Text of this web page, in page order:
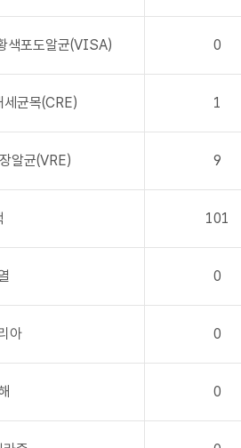
색포도알균(VISA) 0
세균목(CRE) 1
알균(VRE) 9
101
0
아 0
0